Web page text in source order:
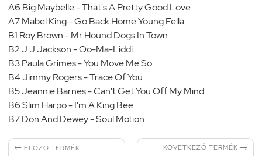
A6 Big Maybelle - That's A Pretty Good Love
A7 Mabel King - Go Back Home Young Fella
B1 Roy Brown - Mr Hound Dogs In Town
B2 J J Jackson - Oo-Ma-Liddi
B3 Paula Grimes - You Move Me So
B4 Jimmy Rogers - Trace Of You
B5 Jeannie Barnes - Can't Get You Off My Mind
B6 Slim Harpo - I'm A King Bee
B7 Don And Dewey - Soul Motion
 ELŐZŐ TERMÉK KÖVETKEZŐ TERMÉK 